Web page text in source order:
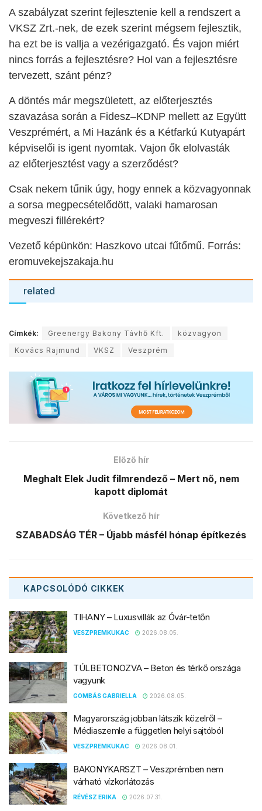
A szabályzat szerint fejlesztenie kell a rendszert a
VKSZ Zrt.-nek, de ezek szerint mégsem fejlesztik,
ha ezt be is vallja a vezérigazgató. És vajon miért
nincs forrás a fejlesztésre? Hol van a fejlesztésre
tervezett, szánt pénz?
A döntés már megszületett, az előterjesztés
szavazása során a Fidesz–KDNP mellett az Együtt
Veszprémért, a Mi Hazánk és a Kétfarkú Kutyapárt
képviselői is igent nyomtak. Vajon ők elolvasták
az előterjesztést vagy a szerződést?
Csak nekem tűnik úgy, hogy ennek a közvagyonnak
a sorsa megpecsételődött, valaki hamarosan
megveszi fillérekért?
Vezető képünkön: Haszkovo utcai fűtőmű. Forrás:
eromuvekejszakaja.hu
related
Címkék: Greenergy Bakony Távhő Kft.
közvagyon
Kovács Rajmund
VKSZ Veszprém
Előző hír
Meghalt Elek Judit filmrendező – Mert nő, nem
kapott diplomát
Következő hír
SZABADSÁG TÉR – Újabb másfél hónap építkezés
KAPCSOLÓDÓ CIKKEK
TIHANY – Luxusvillák az Óvár-tetőn
VESZPREMKUKAC 2026.08.05.
TÚLBETONOZVA – Beton és térkő országa
vagyunk
GOMBÁS GABRIELLA 2026.08.05.
Magyarország jobban látszik közelről –
Médiaszemle a független helyi sajtóból
VESZPREMKUKAC 2026.08.01.
BAKONYKARSZT – Veszprémben nem
várható vízkorlátozás
RÉVÉSZ ERIKA 2026.07.31.